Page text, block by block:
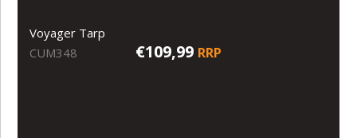
Voyager Tarp
CUM348
€109,99 RRP